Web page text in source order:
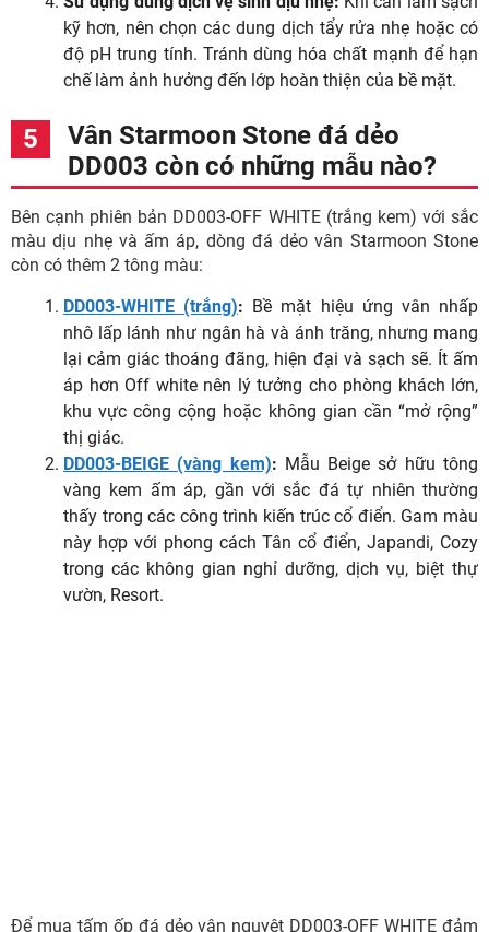
kỹ hơn, nên chọn các dung dịch tẩy rửa nhẹ hoặc có
độ pH trung tính. Tránh dùng hóa chất mạnh để hạn
chế làm ảnh hưởng đến lớp hoàn thiện của bề mặt.
Vân Starmoon Stone đá dẻo
DD003 còn có những mẫu nào?
Bên cạnh phiên bản DD003-OFF WHITE (trắng kem) với sắc
màu dịu nhẹ và ấm áp, dòng đá dẻo vân Starmoon Stone
còn có thêm 2 tông màu:
DD003-WHITE (trắng): Bề mặt hiệu ứng vân nhấp
nhô lấp lánh như ngân hà và ánh trăng, nhưng mang
lại cảm giác thoáng đãng, hiện đại và sạch sẽ. Ít ấm
áp hơn Off white nên lý tưởng cho phòng khách lớn,
khu vực công cộng hoặc không gian cần “mở rộng”
thị giác.
DD003-BEIGE (vàng kem): Mẫu Beige sở hữu tông
vàng kem ấm áp, gần với sắc đá tự nhiên thường
thấy trong các công trình kiến trúc cổ điển. Gam màu
này hợp với phong cách Tân cổ điển, Japandi, Cozy
trong các không gian nghỉ dưỡng, dịch vụ, biệt thự
vườn, Resort.
Để mua tấm ốp đá dẻo vân nguyệt DD003-OFF WHITE đảm